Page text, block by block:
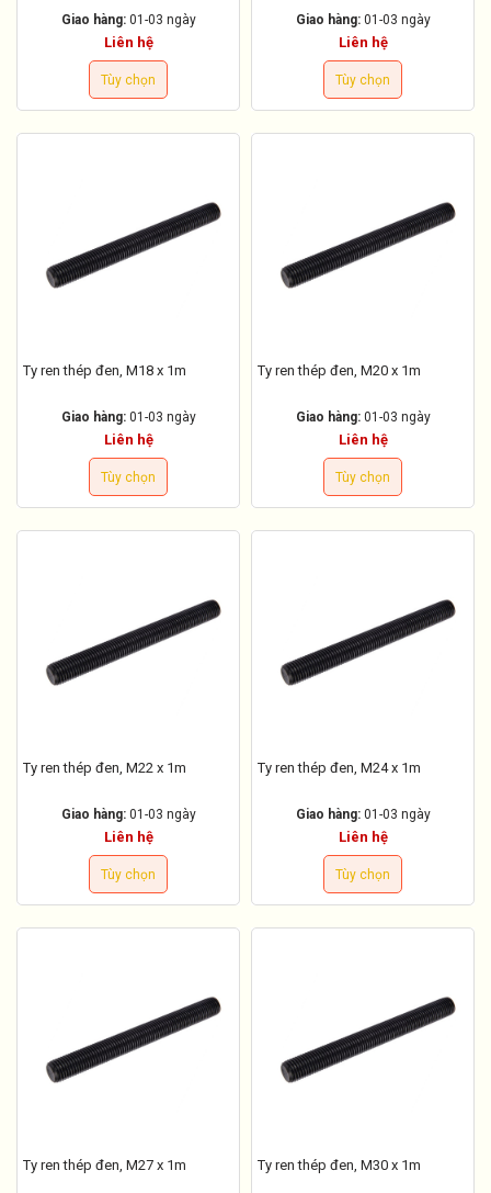
Giao hàng: 01-03 ngày
Liên hệ
Tùy chọn
Giao hàng: 01-03 ngày
Liên hệ
Tùy chọn
Ty ren thép đen, M18 x 1m
Giao hàng: 01-03 ngày
Liên hệ
Tùy chọn
Ty ren thép đen, M20 x 1m
Giao hàng: 01-03 ngày
Liên hệ
Tùy chọn
Ty ren thép đen, M22 x 1m
Giao hàng: 01-03 ngày
Liên hệ
Tùy chọn
Ty ren thép đen, M24 x 1m
Giao hàng: 01-03 ngày
Liên hệ
Tùy chọn
Ty ren thép đen, M27 x 1m Ty ren thép đen, M30 x 1m